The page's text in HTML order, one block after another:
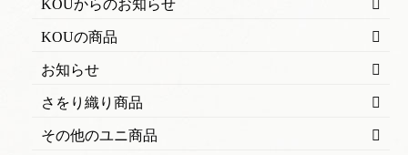
KOUからのお知らせ
KOUの商品
お知らせ
さをり織り商品
その他のユニ商品